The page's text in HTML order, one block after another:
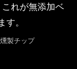
製チップ